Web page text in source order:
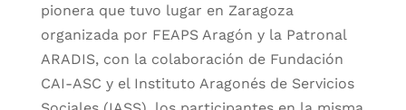
pionera que tuvo lugar en Zaragoza
organizada por FEAPS Aragón y la Patronal
ARADIS, con la colaboración de Fundación
CAI-ASC y el Instituto Aragonés de Servicios